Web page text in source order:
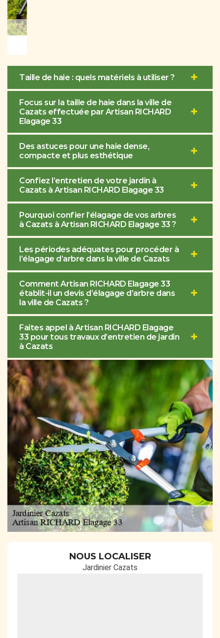
Taille de haie : quels matériels à utiliser ?
Focus sur la taille de haie dans la ville de
Cazats effectuée par Artisan RICHARD
Elagage 33
Des astuces pour une haie dense,
compacte et plus esthétique
Confiez l’entretien de votre jardin à
Cazats à Artisan RICHARD Elagage 33
Pourquoi confier l’élagage de vos arbres
à Cazats à Artisan RICHARD Elagage 33 ?
Les périodes adéquates pour procéder à
l’élagage d’arbre dans la ville de Cazats
Comment Artisan RICHARD Elagage 33
établit-il un devis d’élagage d’arbre dans
la ville de Cazats ?
Faites appel à Artisan RICHARD Elagage
33 pour tous travaux d’entretien de jardin
à Cazats
NOUS LOCALISER
Jardinier Cazats